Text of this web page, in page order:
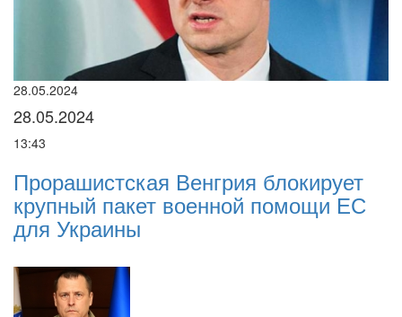
блокирует
помощи ЕС
Нацполіція лякає
погіршенням
разі мобілізації